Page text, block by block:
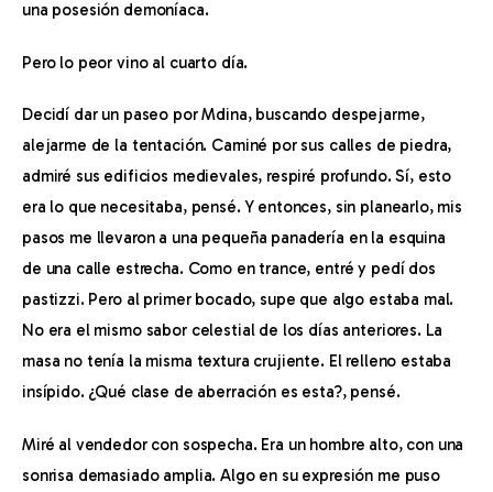
una posesión demoníaca.
Pero lo peor vino al cuarto día.
Decidí dar un paseo por Mdina, buscando despejarme,
alejarme de la tentación. Caminé por sus calles de piedra,
admiré sus edificios medievales, respiré profundo. Sí, esto
era lo que necesitaba, pensé. Y entonces, sin planearlo, mis
pasos me llevaron a una pequeña panadería en la esquina
de una calle estrecha. Como en trance, entré y pedí dos
pastizzi. Pero al primer bocado, supe que algo estaba mal.
No era el mismo sabor celestial de los días anteriores. La
masa no tenía la misma textura crujiente. El relleno estaba
insípido. ¿Qué clase de aberración es esta?, pensé.
Miré al vendedor con sospecha. Era un hombre alto, con una
sonrisa demasiado amplia. Algo en su expresión me puso